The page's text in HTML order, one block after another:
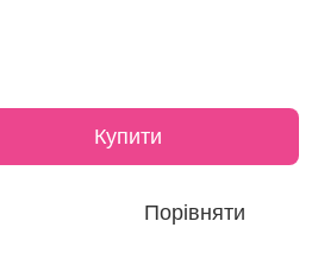
Купити
Порівняти